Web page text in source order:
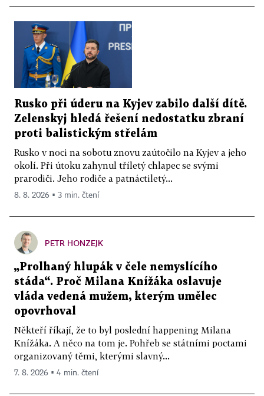
Rusko při úderu na Kyjev zabilo další dítě.
Zelenskyj hledá řešení nedostatku zbraní
proti balistickým střelám
Rusko v noci na sobotu znovu zaútočilo na Kyjev a jeho
okolí. Při útoku zahynul tříletý chlapec se svými
prarodiči. Jeho rodiče a patnáctiletý...
8. 8. 2026 ▪ 3 min. čtení
PETR HONZEJK
„Prolhaný hlupák v čele nemyslícího
stáda“. Proč Milana Knížáka oslavuje
vláda vedená mužem, kterým umělec
opovrhoval
Někteří říkají, že to byl poslední happening Milana
Knížáka. A něco na tom je. Pohřeb se státními poctami
organizovaný těmi, kterými slavný...
7. 8. 2026 ▪ 4 min. čtení